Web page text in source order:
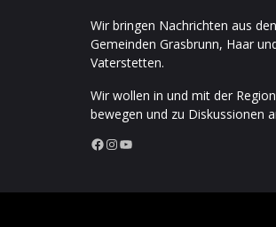
Wir bringen Nachrichten aus den
Gemeinden Grasbrunn, Haar
Vaterstetten.
Wir wollen in und mit der
bewegen und zu Diskussionen
Facebook InstagramYouTube